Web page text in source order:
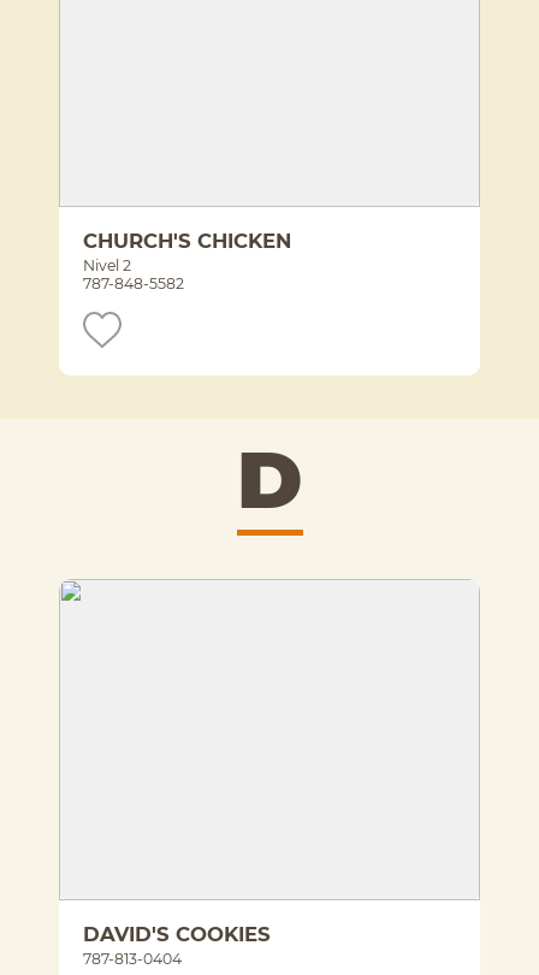
CHURCH'S CHICKEN
Nivel 2
787-848-5582
D
DAVID'S COOKIES
787-813-0404